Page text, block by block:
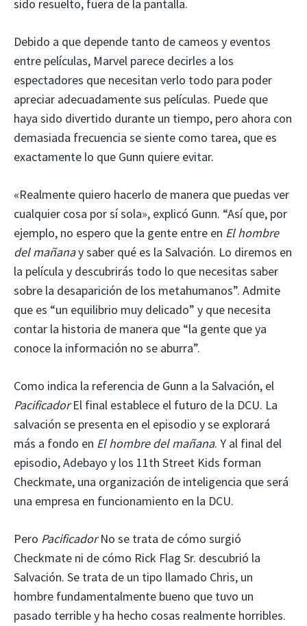
sido resuelto, fuera de la pantalla.
Debido a que depende tanto de cameos y eventos
entre películas, Marvel parece decirles a los
espectadores que necesitan verlo todo para poder
apreciar adecuadamente sus películas. Puede que
haya sido divertido durante un tiempo, pero ahora con
demasiada frecuencia se siente como tarea, que es
exactamente lo que Gunn quiere evitar.
«Realmente quiero hacerlo de manera que puedas ver
cualquier cosa por sí sola», explicó Gunn. “Así que, por
ejemplo, no espero que la gente entre en El hombre
del mañanay saber qué es la Salvación. Lo diremos en
la película y descubrirás todo lo que necesitas saber
sobre la desaparición de los metahumanos”. Admite
que es “un equilibrio muy delicado” y que necesita
contar la historia de manera que “la gente que ya
conoce la información no se aburra”.
Como indica la referencia de Gunn a la Salvación, el
PacificadorEl final establece el futuro de la DCU. La
salvación se presenta en el episodio y se explorará
más a fondo en El hombre del mañana. Y al final del
episodio, Adebayo y los 11th Street Kids forman
Checkmate, una organización de inteligencia que será
una empresa en funcionamiento en la DCU.
Pero PacificadorNo se trata de cómo surgió
Checkmate ni de cómo Rick Flag Sr. descubrió la
Salvación. Se trata de un tipo llamado Chris, un
hombre fundamentalmente bueno que tuvo un
pasado terrible y ha hecho cosas realmente horribles.